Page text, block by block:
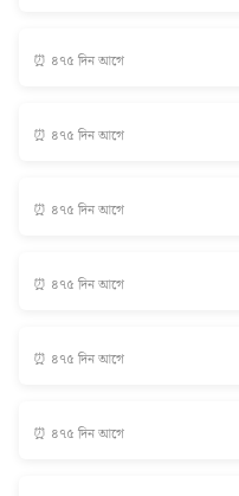
⏰ ৪৭৫ দিন আগে
⏰ ৪৭৫ দিন আগে
⏰ ৪৭৫ দিন আগে
⏰ ৪৭৫ দিন আগে
⏰ ৪৭৫ দিন আগে
⏰ ৪৭৫ দিন আগে